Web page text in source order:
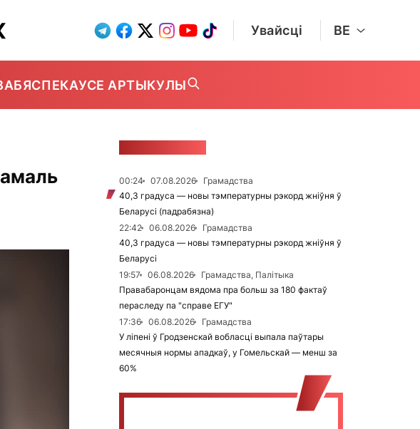
Увайсці BE
БЯСПЕКАУСЕ АРТЫКУЛЫ
00:24 07.08.2026
Грамадства
40,3 градуса — новы тэмпературны рэкорд жніўня ў
Беларусі (падрабязна)
22:42
06.08.2026
Грамадства
40,3 градуса — новы тэмпературны рэкорд жніўня ў
Беларусі
19:57
06.08.2026
Грамадства, Палітыка
Правабаронцам вядома пра больш за 180 фактаў
пераследу па "справе ЕГУ"
17:36
06.08.2026
Грамадства
У ліпені ў Гродзенскай вобласці выпала паўтары
месячныя нормы ападкаў, у Гомельскай — менш за
60%